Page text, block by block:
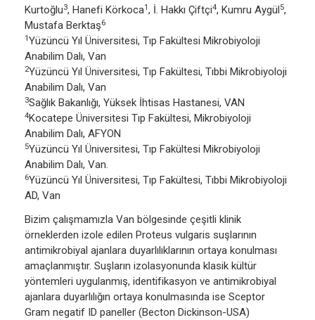
Kurtoğlu3, Hanefi Körkoca1, İ. Hakkı Çiftçi4, Kumru Aygül5,
Mustafa Berktaş6
1Yüzüncü Yıl Üniversitesi, Tıp Fakültesi Mikrobiyoloji
Anabilim Dalı, Van
2Yüzüncü Yıl Üniversitesi, Tıp Fakültesi, Tıbbi Mikrobiyoloji
Anabilim Dalı, Van
3Sağlık Bakanlığı, Yüksek İhtisas Hastanesi, VAN
4Kocatepe Üniversitesi Tıp Fakültesi, Mikrobiyoloji
Anabilim Dalı, AFYON
5Yüzüncü Yıl Üniversitesi, Tıp Fakültesi Mikrobiyoloji
Anabilim Dalı, Van.
6Yüzüncü Yıl Üniversitesi, Tıp Fakültesi, Tıbbi Mikrobiyoloji
AD, Van
Bizim çalışmamızla Van bölgesinde çeşitli klinik
örneklerden izole edilen Proteus vulgaris suşlarının
antimikrobiyal ajanlara duyarlılıklarının ortaya konulması
amaçlanmıştır. Suşların izolasyonunda klasik kültür
yöntemleri uygulanmış, identifikasyon ve antimikrobiyal
ajanlara duyarlılığın ortaya konulmasında ise Sceptor
Gram negatif ID paneller (Becton Dickinson-USA)